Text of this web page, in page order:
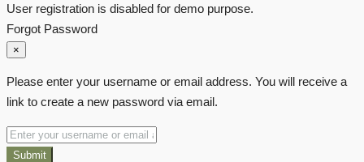
User registration is disabled for demo purpose.
Forgot Password
×
Please enter your username or email address. You will receive a
link to create a new password via email.
Submit